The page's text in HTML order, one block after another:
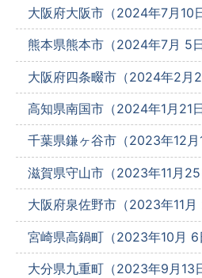
大阪府大阪市（2024年7月10
熊本県熊本市（2024年7月 5
大阪府四条畷市（2024年2月
高知県南国市（2024年1月21
千葉県鎌ヶ谷市（2023年12
滋賀県守山市（2023年11月
大阪府泉佐野市（2023年11
宮崎県高鍋町（2023年10月 6
大分県九重町（2023年9月13